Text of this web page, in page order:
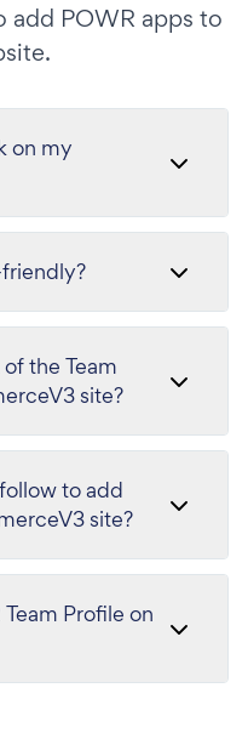
add POWR apps to
on my
the Team
site?
to add
site?
Profile on